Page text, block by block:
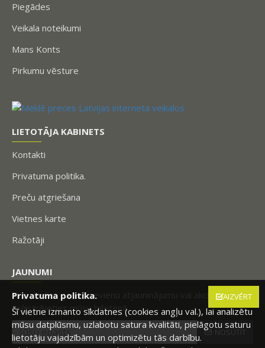
Piegādes
Veikala noteikumi
Mans Konts
Pirkumu vēsture
LIETOTĀJA KABINETS
Kontakti
Privatuma politika.
Preču atgriešana
Vietnes karte
Ražotāji
JAUNUMI
Nepalaidiet garām nevienu atjauninājumu vai akciju,
reģistrējoties mūsu biļetenā.
NOSŪTĪT
AIZVĒRT
Privatuma politika.
Šī vietne izmanto sīkdatnes (cookies angļu val.), lai analizētu
mūsu datplūsmu, uzlabotu satura kvalitāti, pielāgotu saturu
lietotāju vajadzībām un optimizētu tās darbību.